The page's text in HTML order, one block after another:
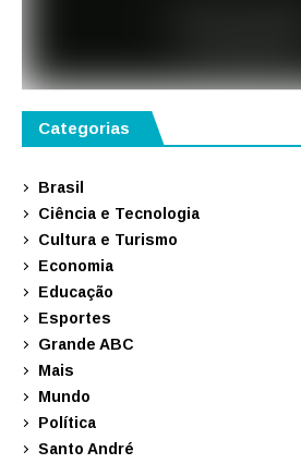
Categorias
Brasil
Ciência e Tecnologia
Cultura e Turismo
Economia
Educação
Esportes
Grande ABC
Mais
Mundo
Política
Santo André